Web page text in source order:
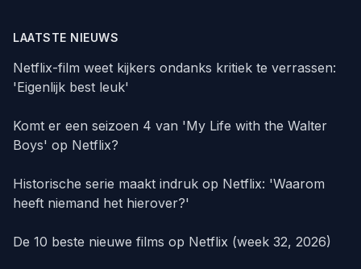
LAATSTE NIEUWS
Netflix-film weet kijkers ondanks kritiek te verrassen:
'Eigenlijk best leuk'
Komt er een seizoen 4 van 'My Life with the Walter
Boys' op Netflix?
Historische serie maakt indruk op Netflix: 'Waarom
heeft niemand het hierover?'
De 10 beste nieuwe films op Netflix (week 32, 2026)